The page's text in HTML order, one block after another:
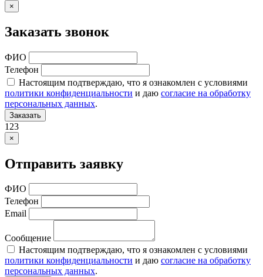
×
Заказать звонок
ФИО
Телефон
Настоящим подтверждаю, что я ознакомлен с условиями
политики конфиденциальности и даю согласие на обработку
персональных данных.
Заказать
123
×
Отправить заявку
ФИО
Телефон
Email
Сообщение
Настоящим подтверждаю, что я ознакомлен с условиями
политики конфиденциальности и даю согласие на обработку
персональных данных.